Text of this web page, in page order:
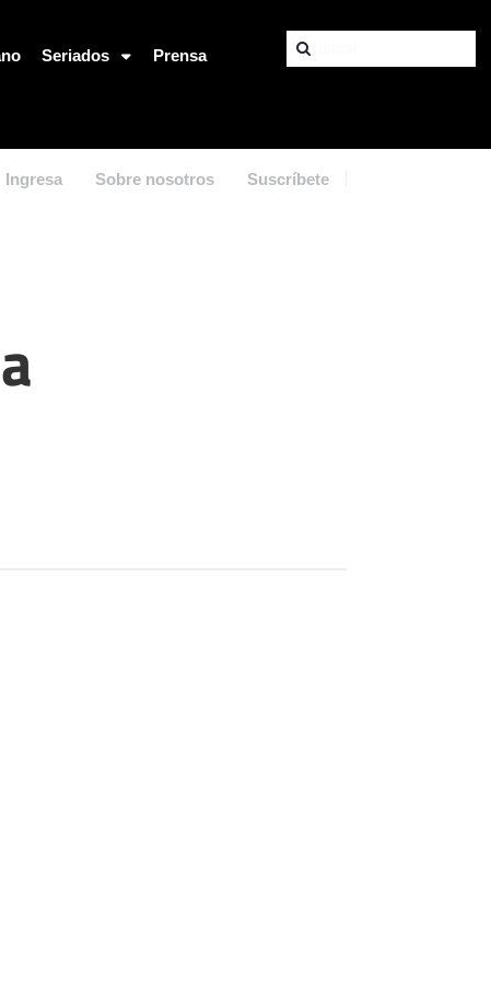
Seriados Prensa
Ingresa Sobre nosotros Suscríbete